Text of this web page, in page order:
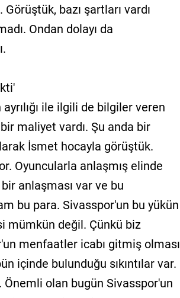
bazı şartları vardı
Ondan dolayı da
ile ilgili de bilgiler veren
maliyet vardı. Şu anda bir
İsmet hocayla görüştük.
Oyuncularla anlaşmış elinde
anlaşması var ve bu
bu para. Sivasspor'un bu yükün
mümkün değil. Çünkü biz
menfaatler icabı gitmiş olması
içinde bulunduğu sıkıntılar var.
Önemli olan bugün Sivasspor'un